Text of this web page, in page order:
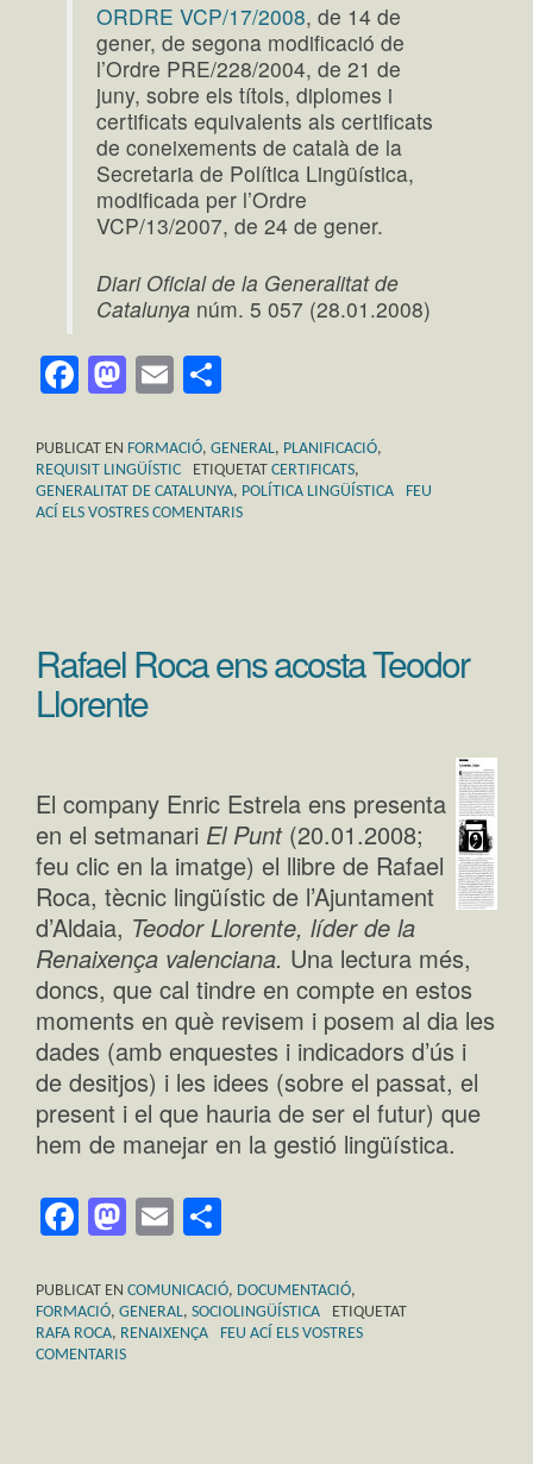
ORDRE VCP/17/2008, de 14 de
gener, de segona modificació de
l’Ordre PRE/228/2004, de 21 de
juny, sobre els títols, diplomes i
certificats equivalents als certificats
de coneixements de català de la
Secretaria de Política Lingüística,
modificada per l’Ordre
VCP/13/2007, de 24 de gener.
Diari Oficial de la Generalitat de
Catalunya núm. 5 057 (28.01.2008)
Facebook
Mastodon
Email
PUBLICAT EN FORMACIÓ, GENERAL, PLANIFICACIÓ,
REQUISIT LINGÜÍSTIC
ETIQUETAT CERTIFICATS,
GENERALITAT DE CATALUNYA, POLÍTICA LINGÜÍSTICA
FEU
ACÍ ELS VOSTRES COMENTARIS
Rafael Roca ens acosta Teodor
Llorente
El company Enric Estrela ens presenta
en el setmanari El Punt(20.01.2008;
feu clic en la imatge) el llibre de Rafael
Roca, tècnic lingüístic de l’Ajuntament
d’Aldaia, Teodor Llorente, líder de la
Renaixença valenciana. Una lectura més,
doncs, que cal tindre en compte en estos
moments en què revisem i posem al dia les
dades (amb enquestes i indicadors d’ús i
de desitjos) i les idees (sobre el passat, el
present i el que hauria de ser el futur) que
hem de manejar en la gestió lingüística.
Facebook
Mastodon
Email
PUBLICAT EN COMUNICACIÓ, DOCUMENTACIÓ,
FORMACIÓ, GENERAL, SOCIOLINGÜÍSTICA
ETIQUETAT
RAFA ROCA, RENAIXENÇA
FEU ACÍ ELS VOSTRES
COMENTARIS